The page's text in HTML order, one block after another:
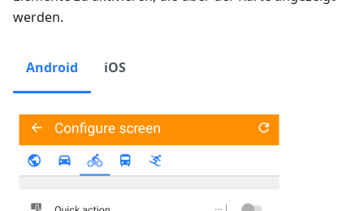
werden.
Android iOS